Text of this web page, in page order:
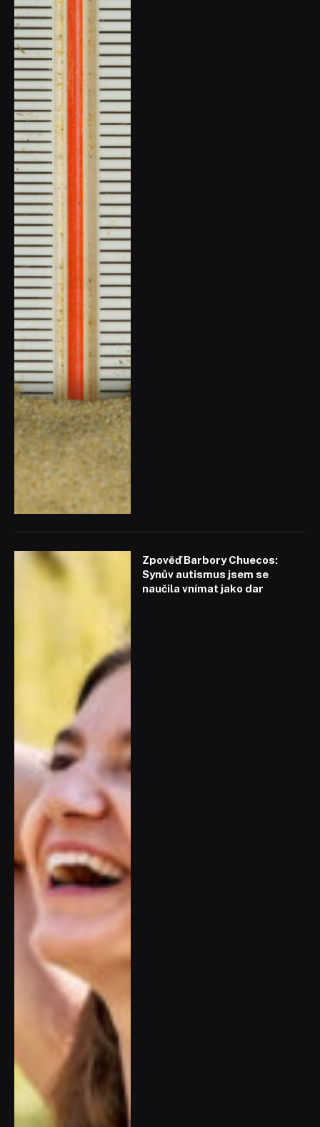
Zpověď Barbory Chuecos:
Synův autismus jsem se
naučila vnímat jako dar